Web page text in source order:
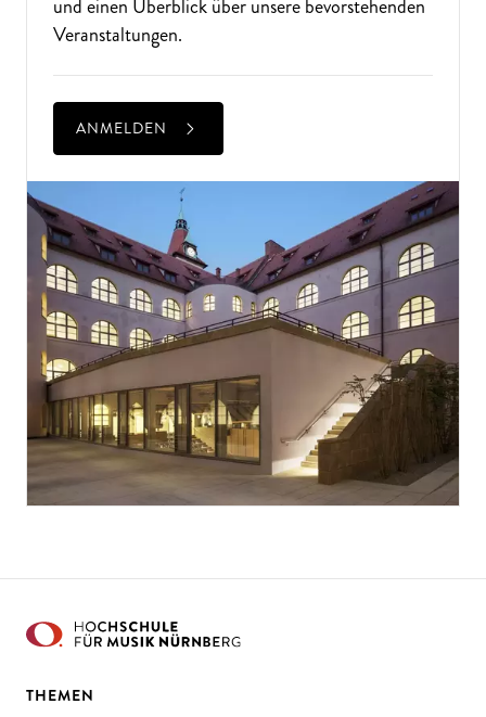
und einen Überblick über unsere bevorstehenden
Veranstaltungen.
ANMELDEN
THEMEN